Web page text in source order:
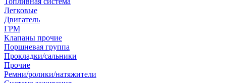
Легковые
Двигатель
ГРМ
Клапаны прочие
Поршневая группа
Прокладки/сальники
Прочие
Ремни/ролики/натяжители